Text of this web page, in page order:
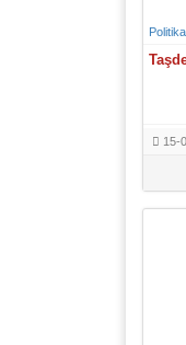
Politika
15-